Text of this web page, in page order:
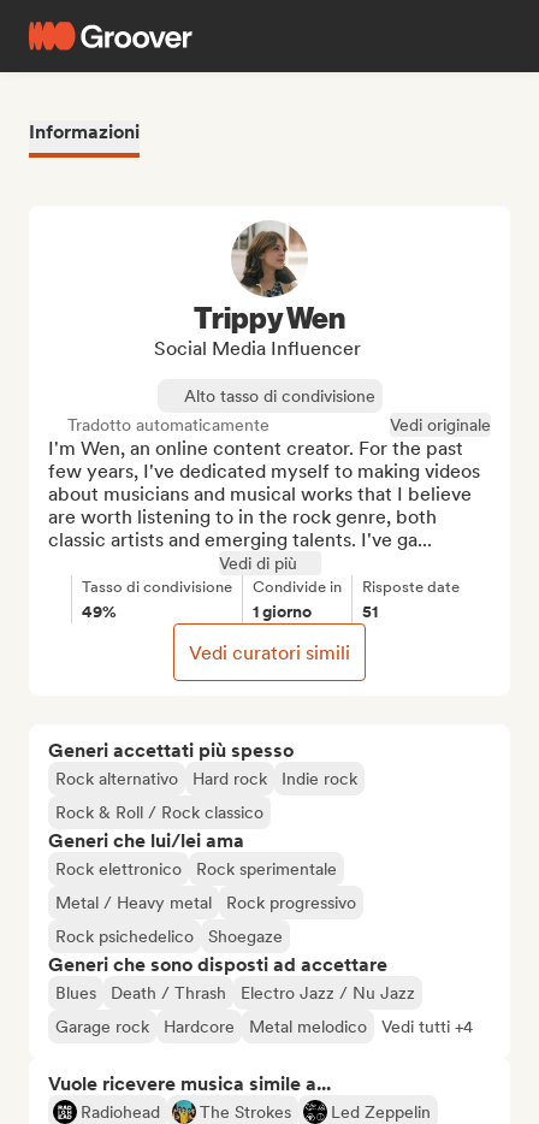
Informazioni
Generi accettati più spesso
Rock alternativo Hard rock
Indie rock
Rock & Roll / Rock classico
Generi che lui/lei ama
Rock elettronico
Rock sperimentale
Metal / Heavy metal
Rock progressivo
Rock psichedelico
Shoegaze
Generi che sono disposti ad accettare
Blues Death / Thrash
Electro Jazz / Nu Jazz
Garage rock
Hardcore Metal melodico Vedi tutti +4
Vuole ricevere musica simile a...
Radiohead The Strokes
Led Zeppelin
Trippy Wen
Social Media Influencer
Alto tasso di condivisione
Tradotto automaticamente
Vedi originale
I'm Wen, an online content creator. For the past
few years, I've dedicated myself to making videos
about musicians and musical works that I believe
are worth listening to in the rock genre, both
classic artists and emerging talents. I've ga...
Vedi di più
Tasso di condivisione
49%
Condivide in
1 giorno
Risposte date
51
Vedi curatori simili